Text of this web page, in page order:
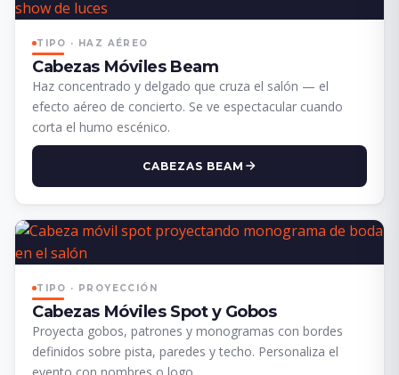
TIPO · HAZ AÉREO
Cabezas Móviles Beam
Haz concentrado y delgado que cruza el salón — el
efecto aéreo de concierto. Se ve espectacular cuando
corta el humo escénico.
CABEZAS BEAM
TIPO · PROYECCIÓN
Cabezas Móviles Spot y Gobos
Proyecta gobos, patrones y monogramas con bordes
definidos sobre pista, paredes y techo. Personaliza el
evento con nombres o logo.